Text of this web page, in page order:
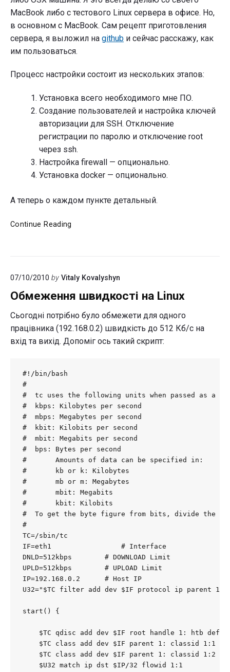
MacBook либо с тестового Linux сервера в офисе. Но,
в основном с MacBook. Сам рецепт приготовления
сервера, я выложил на github и сейчас расскажу, как
им пользоваться.
Процесс настройки состоит из нескольких этапов:
Установка всего необходимого мне ПО.
Создание пользователей и настройка ключей
авторизации для SSH. Отключение
регистрации по паролю и отключение root
через ssh.
Настройка firewall — опционально.
Установка docker — опционально.
А теперь о каждом пункте детальный.
Continue Reading
07/10/2010 by Vitaly Kovalyshyn
Обмеження швидкості на Linux
Сьогодні потрібно було обмежети для одного
працівника (192.168.0.2) швидкість до 512 Кб/с на
вхід та вихід. Допоміг ось такий скрипт:
#!/bin/bash
#
#  tc uses the following units when passed as a
#  kbps: Kilobytes per second
#  mbps: Megabytes per second
#  kbit: Kilobits per second
#  mbit: Megabits per second
#  bps: Bytes per second
#       Amounts of data can be specified in:
#       kb or k: Kilobytes
#       mb or m: Megabytes
#       mbit: Megabits
#       kbit: Kilobits
#  To get the byte figure from bits, divide the
#
TC=/sbin/tc
IF=eth1                 # Interface
DNLD=512kbps        # DOWNLOAD Limit
UPLD=512kbps        # UPLOAD Limit
IP=192.168.0.2      # Host IP
U32="$TC filter add dev $IF protocol ip parent
start() {
$TC qdisc add dev $IF root handle 1: htb
$TC class add dev $IF parent 1: classid 1:1
$TC class add dev $IF parent 1: classid 1:2
    $U32 match ip dst $IP/32 flowid 1:1